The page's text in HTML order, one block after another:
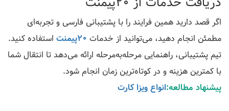
اگر قصد دارید همین فرایند را با پشتیبانی فارسی و تجربه‌ای
مطمئن انجام دهید، می‌توانید از خدمات 20پیمنت
استفاده کنید.
تیم پشتیبانی، راهنمایی مرحله‌به‌مرحله ارائه می‌دهد تا انتقال شما
با کمترین هزینه و در کوتاه‌ترین زمان انجام شود.
پیشنهاد مطالعه:انواع ویزا کارت